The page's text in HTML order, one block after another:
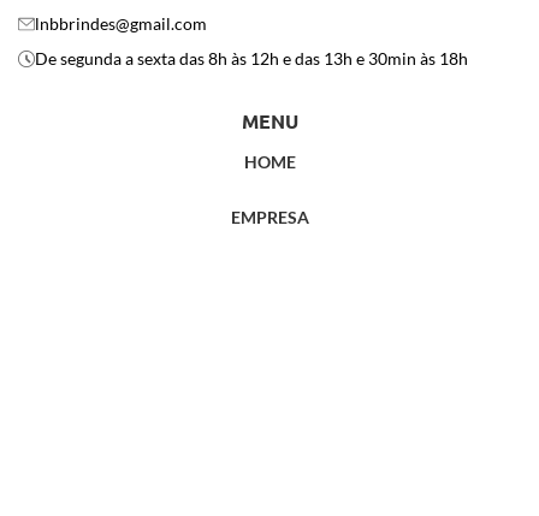
lnbbrindes@gmail.com
De segunda a sexta das 8h às 12h e das 13h e 30min às 18h
MENU
HOME
EMPRESA